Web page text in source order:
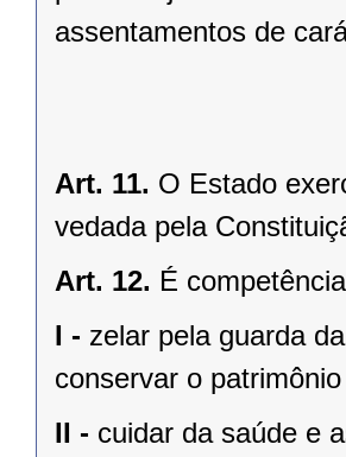
assentamentos de
Art. 11. O Estado
vedada pela
Art. 12. É
I - zelar pela guarda
conservar o
II - cuidar da saúde e